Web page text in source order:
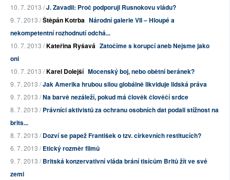
10. 7. 2013 /J. Zavadil: Proč podporuji Rusnokovu vládu?
9. 7. 2013 /Štěpán Kotrba Národní galerie VII – Hloupé a
nekompetentní rozhodnutí odchá...
10. 7. 2013 /Kateřina Ryšavá Zatočíme s korupcí aneb Nejsme jako
oni
10. 7. 2013 /Karel Dolejší Mocenský boj, nebo obětní beránek?
9. 7. 2013 /Jak Amerika hrubou silou globálně likviduje lidská práva
9. 7. 2013 /Na barvě nezáleží, pokud má člověk člověčí srdce
8. 7. 2013 /Právníci aktivistů za ochranu osobních dat podali stížnost na
brits...
8. 7. 2013 /Dozví se papež František o tzv. církevních restitucích?
6. 7. 2013 /Etický rozměr filmů
9. 7. 2013 /Britská konzervativní vláda brání tisícům Britů žít ve své
zemi